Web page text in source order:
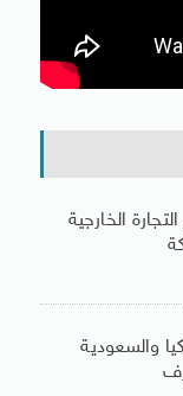
الخارجية
والسعودية